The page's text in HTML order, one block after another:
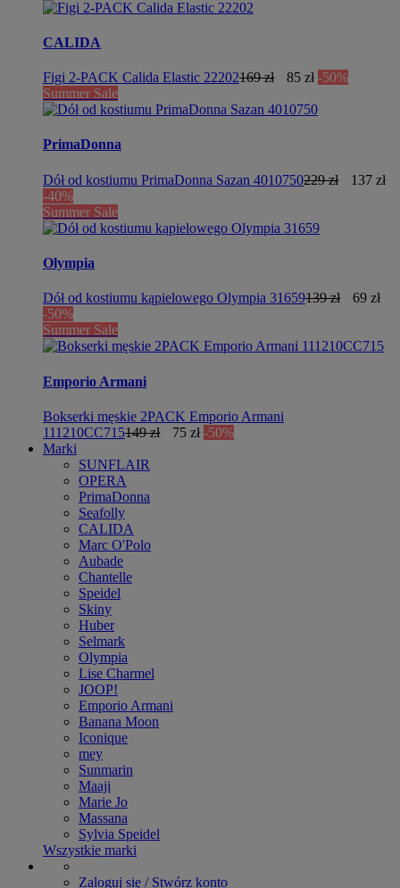
CALIDA
Figi 2-PACK Calida Elastic 22202169 zł 85 zł -50%
Summer Sale
PrimaDonna
Dół od kostiumu PrimaDonna Sazan 4010750229 zł
137 zł
-40%
Summer Sale
Olympia
Dół od kostiumu kąpielowego Olympia 31659139 zł
69 zł
-50%
Summer Sale
Emporio Armani
Bokserki męskie 2PACK Emporio Armani
111210CC715149 zł 75 zł -50%
Marki
SUNFLAIR
OPERA
PrimaDonna
Seafolly
CALIDA
Marc O'Polo
Aubade
Chantelle
Speidel
Skiny
Huber
Selmark
Olympia
Lise Charmel
JOOP!
Emporio Armani
Banana Moon
Iconique
mey
Sunmarin
Maaji
Marie Jo
Massana
Sylvia Speidel
Wszystkie marki
Zaloguj się / Stwórz konto